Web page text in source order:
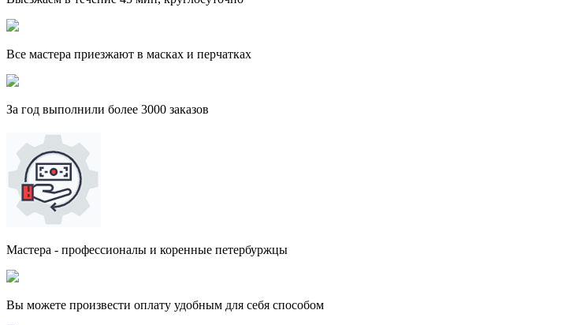
Все мастера приезжают в масках и перчатках
За год выполнили более 3000 заказов
Мастера - профессионалы и коренные петербуржцы
Вы можете произвести оплату удобным для себя способом